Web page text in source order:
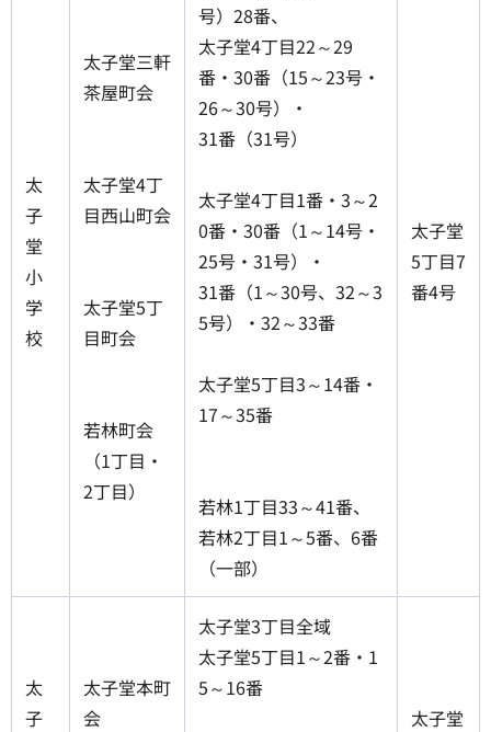
太
子
堂
小
学
校
太子堂三軒
茶屋町会
太子堂4丁
目西山町会
太子堂5丁
目町会
若林町会
（1丁目・
2丁目）
号）28番、
太子堂4丁目22～29
番・30番（15～23号・
26～30号）・
31番（31号）
太子堂4丁目1番・3～2
0番・30番（1～14号・
25号・31号）・
31番（1～30号、32～3
5号）・32～33番
太子堂5丁目3～14番・
17～35番
若林1丁目33～41番、
若林2丁目1～5番、6番
（一部）
太子堂
5丁目7
番4号
太
子
太子堂本町
会
太子堂3丁目全域
太子堂5丁目1～2番・1
5～16番
太子堂